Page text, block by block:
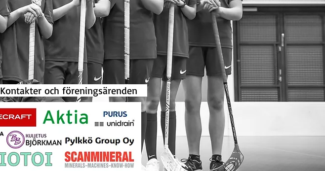
Kontakter och föreningsärenden